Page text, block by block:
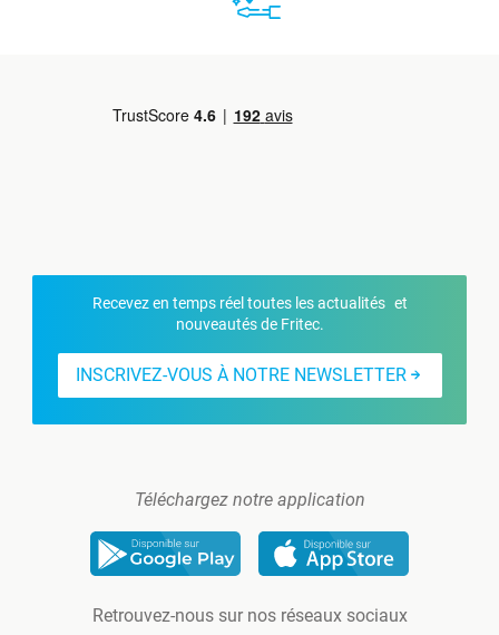
Recevez en temps réel toutes les actualités et
nouveautés de Fritec.
INSCRIVEZ-VOUS À NOTRE NEWSLETTER
Téléchargez notre application
Retrouvez-nous sur nos réseaux sociaux